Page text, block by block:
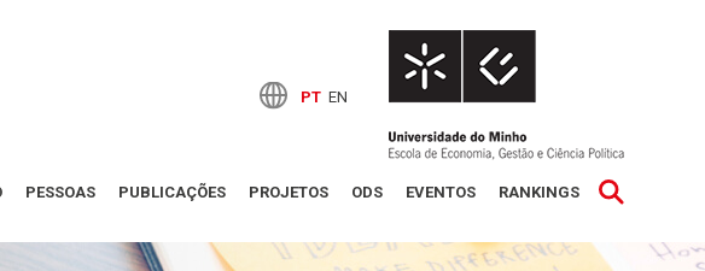
PT EN
PESSOAS PUBLICAÇÕES PROJETOS ODS EVENTOS RANKINGS